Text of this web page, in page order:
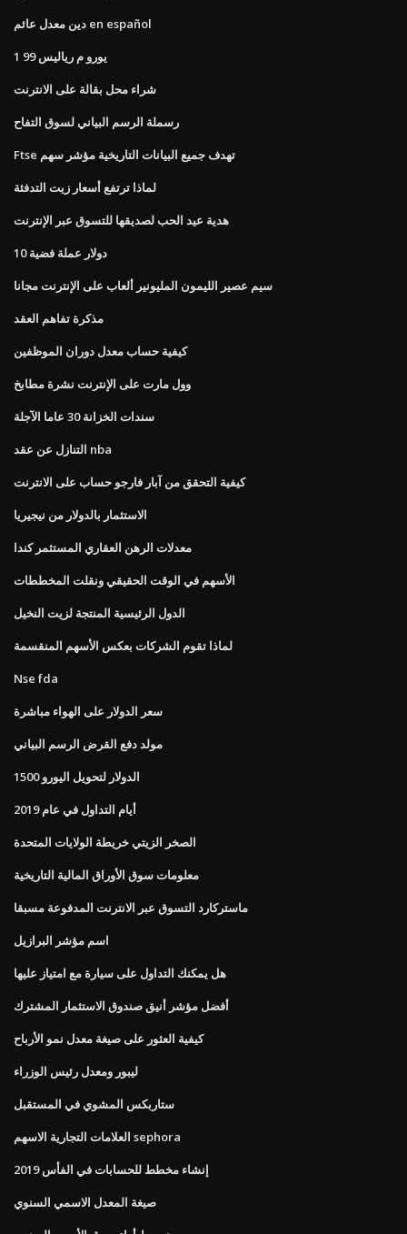
دين معدل عائم en español
1 99 يورو م رياليس
شراء محل بقالة على الانترنت
رسملة الرسم البياني لسوق التفاح
Ftse تهدف جميع البيانات التاريخية مؤشر سهم
لماذا ترتفع أسعار زيت التدفئة
هدية عيد الحب لصديقها للتسوق عبر الإنترنت
10 دولار عملة فضية
سيم عصير الليمون المليونير ألعاب على الإنترنت مجانا
مذكرة تفاهم العقد
كيفية حساب معدل دوران الموظفين
وول مارت على الإنترنت نشرة مطابخ
سندات الخزانة 30 عاما الآجلة
التنازل عن عقد nba
كيفية التحقق من آبار فارجو حساب على الانترنت
الاستثمار بالدولار من نيجيريا
معدلات الرهن العقاري المستثمر كندا
الأسهم في الوقت الحقيقي ونقلت المخططات
الدول الرئيسية المنتجة لزيت النخيل
لماذا تقوم الشركات بعكس الأسهم المنقسمة
Nse fda
سعر الدولار على الهواء مباشرة
مولد دفع القرض الرسم البياني
الدولار لتحويل اليورو 1500
أيام التداول في عام 2019
الصخر الزيتي خريطة الولايات المتحدة
معلومات سوق الأوراق المالية التاريخية
ماستركارد التسوق عبر الانترنت المدفوعة مسبقا
اسم مؤشر البرازيل
هل يمكنك التداول على سيارة مع امتياز عليها
أفضل مؤشر أنيق صندوق الاستثمار المشترك
كيفية العثور على صيغة معدل نمو الأرباح
ليبور ومعدل رئيس الوزراء
ستاربكس المشوي في المستقبل
العلامات التجارية الاسهم sephora
إنشاء مخطط للحسابات في الفأس 2019
صيغة المعدل الاسمي السنوي